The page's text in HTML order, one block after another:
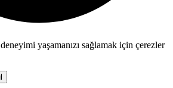
yaşamanızı sağlamak için çerezler